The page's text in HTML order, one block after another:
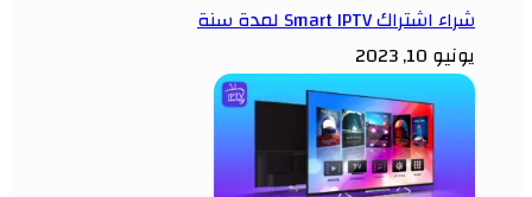
شراء اشتراك Smart IPTV لمدة سنة
يونيو 10, 2023